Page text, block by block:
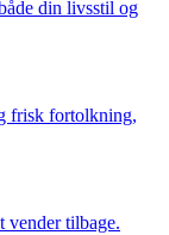
din livsstil og
frisk fortolkning,
vender tilbage.